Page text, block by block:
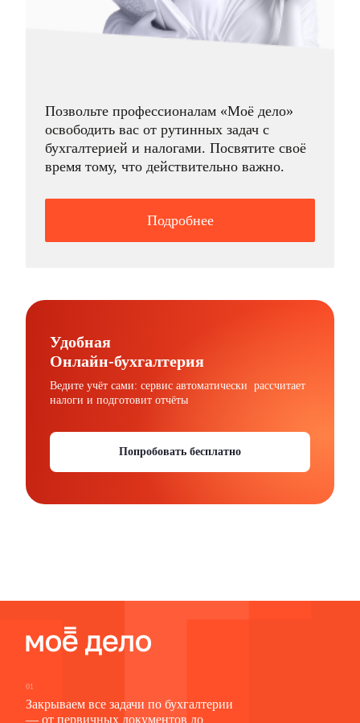
Позвольте профессионалам «Моё дело»
освободить вас от рутинных задач с
бухгалтерией и налогами. Посвятите своё
время тому, что действительно важно.
Подробнее
Удобная
Онлайн-бухгалтерия
Ведите учёт сами: сервис автоматически рассчитает
налоги и подготовит отчёты
Попробовать бесплатно
01
Закрываем все задачи по бухгалтерии
— от первичных документов до